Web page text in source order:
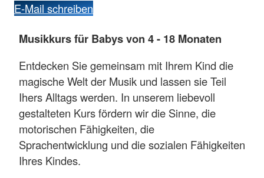
E-Mail schreiben
Musikkurs für Babys von 4 - 18 Monaten
Entdecken Sie gemeinsam mit Ihrem Kind die
magische Welt der Musik und lassen sie Teil
Ihers Alltags werden. In unserem liebevoll
gestalteten Kurs fördern wir die Sinne, die
motorischen Fähigkeiten, die
Sprachentwicklung und die sozialen Fähigkeiten
Ihres Kindes.